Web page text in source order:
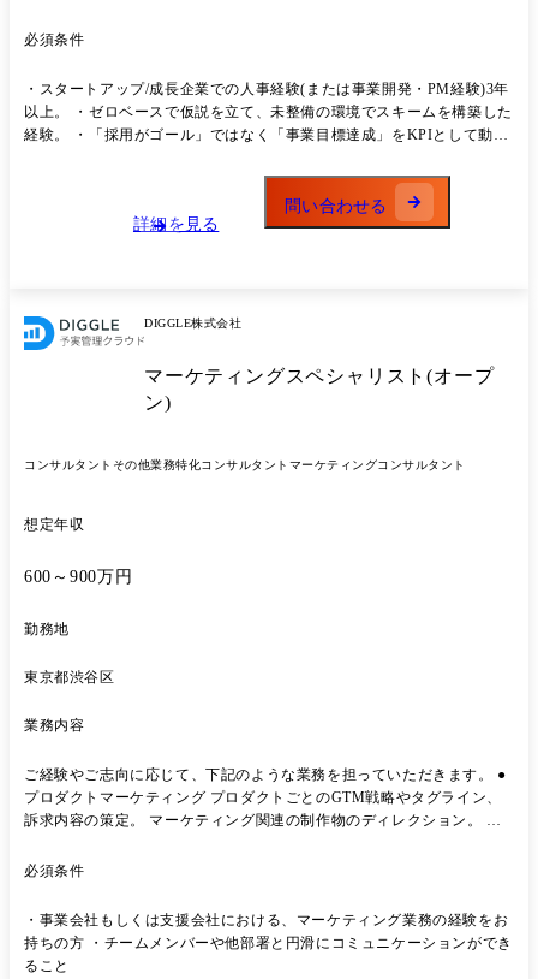
みへのアップデート。 ・ハイレイヤー/コア人材の採用 └ 事業戦略上の
進 └ 「感覚」を「データ」に変え、退職予兆の検知や生産性向上に向け
たDX推進。 ●チームについて レポートラインがVPoPとなり、現在、チ
ームリーダー、人事主担当、Opsの合計4名で構成されています。 ●やり
としての基盤は構築されました。 シリーズCに向けて組織力で勝つため
には、より事業成長にインパクトのあるHRとしての活躍が期待されま
す。 事業成長に直結する戦略・施策をさらに研ぎ澄ませていきたいと考
必須条件
・スタートアップ/成長企業での人事経験(または事業開発・PM経験)3年
以上。 ・ゼロベースで仮説を立て、未整備の環境でスキームを構築した
経験。 ・「採用がゴール」ではなく「事業目標達成」をKPIとして動け
詳細を見る
問い合わせる
DIGGLE株式会社
マーケティングスペシャリスト(オープ
ン)
コンサルタント その他業務特化コンサルタント マーケティングコンサルタント
想定年収
600～900万円
勤務地
東京都渋谷区
業務内容
ご経験やご志向に応じて、下記のような業務を担っていただきます。 ●
プロダクトマーケティング プロダクトごとのGTM戦略やタグライン、
訴求内容の策定。 マーケティング関連の制作物のディレクション。 深
の企画および実施。 データ分析に基づいた示唆出し。 ●リードジェネレ
実行。 オンライン広告や媒体メディア、外部イベント協賛、Webサイト
改善など。 ●コンテンツマーケティング 顧客との接点の最大化および見
込み顧客創出のためのコンテンツ制作(オウンドメディア記事、ホワイト
必須条件
・事業会社もしくは支援会社における、マーケティング業務の経験をお
持ちの方 ・チームメンバーや他部署と円滑にコミュニケーションができ
ること